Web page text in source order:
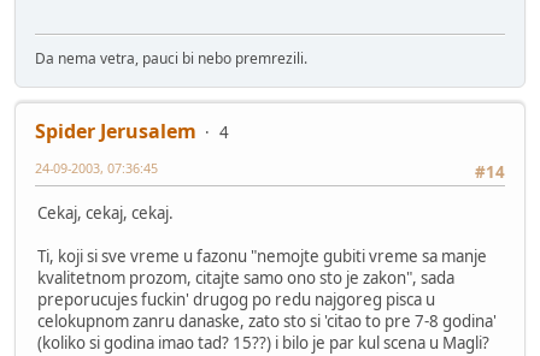
Da nema vetra, pauci bi nebo premrezili.
Spider Jerusalem
4
#14
24-09-2003, 07:36:45
Cekaj, cekaj, cekaj.
Ti, koji si sve vreme u fazonu "nemojte gubiti vreme sa manje
kvalitetnom prozom, citajte samo ono sto je zakon", sada
preporucujes fuckin' drugog po redu najgoreg pisca u
celokupnom zanru danaske, zato sto si 'citao to pre 7-8 godina'
(koliko si godina imao tad? 15??) i bilo je par kul scena u Magli?